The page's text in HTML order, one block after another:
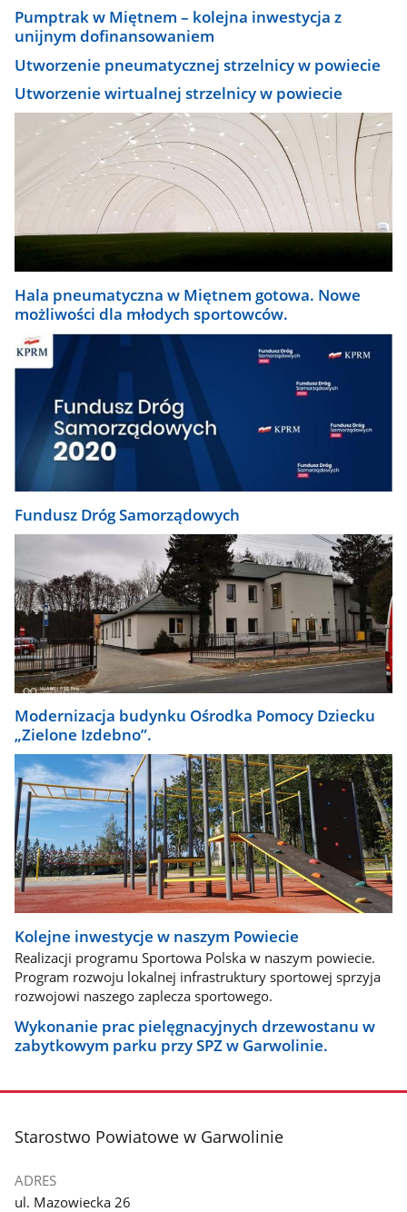
Pumptrak w Miętnem – kolejna inwestycja z
unijnym dofinansowaniem
Utworzenie pneumatycznej strzelnicy w powiecie
Utworzenie wirtualnej strzelnicy w powiecie
Hala pneumatyczna w Miętnem gotowa. Nowe
możliwości dla młodych sportowców.
Fundusz Dróg Samorządowych
Modernizacja budynku Ośrodka Pomocy Dziecku
„Zielone Izdebno”.
Kolejne inwestycje w naszym Powiecie
Realizacji programu Sportowa Polska w naszym powiecie.
Program rozwoju lokalnej infrastruktury sportowej sprzyja
rozwojowi naszego zaplecza sportowego.
Wykonanie prac pielęgnacyjnych drzewostanu w
zabytkowym parku przy SPZ w Garwolinie.
stopka
Starostwo Powiatowe w Garwolinie
ADRES
ul. Mazowiecka 26